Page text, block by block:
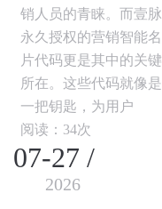
销人员的青睐。而壹脉
永久授权的营销智能名
片代码更是其中的关键
所在。这些代码就像是
一把钥匙，为用户
阅读：34次
07-27 /
2026